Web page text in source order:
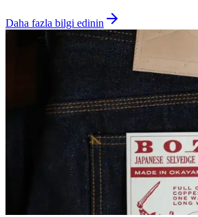
Daha fazla bilgi edinin